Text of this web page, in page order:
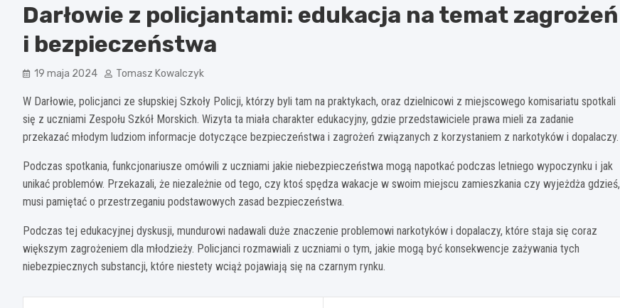
Darłowie z policjantami: edukacja na temat zagrożeń
i bezpieczeństwa
19 maja 2024 Tomasz Kowalczyk
W Darłowie, policjanci ze słupskiej Szkoły Policji, którzy byli tam na praktykach, oraz dzielnicowi z miejscowego komisariatu spotkali
się z uczniami Zespołu Szkół Morskich. Wizyta ta miała charakter edukacyjny, gdzie przedstawiciele prawa mieli za zadanie
przekazać młodym ludziom informacje dotyczące bezpieczeństwa i zagrożeń związanych z korzystaniem z narkotyków i dopalaczy.
Podczas spotkania, funkcjonariusze omówili z uczniami jakie niebezpieczeństwa mogą napotkać podczas letniego wypoczynku i jak
unikać problemów. Przekazali, że niezależnie od tego, czy ktoś spędza wakacje w swoim miejscu zamieszkania czy wyjeżdża gdzieś,
musi pamiętać o przestrzeganiu podstawowych zasad bezpieczeństwa.
Podczas tej edukacyjnej dyskusji, mundurowi nadawali duże znaczenie problemowi narkotyków i dopalaczy, które staja się coraz
większym zagrożeniem dla młodzieży. Policjanci rozmawiali z uczniami o tym, jakie mogą być konsekwencje zażywania tych
niebezpiecznych substancji, które niestety wciąż pojawiają się na czarnym rynku.